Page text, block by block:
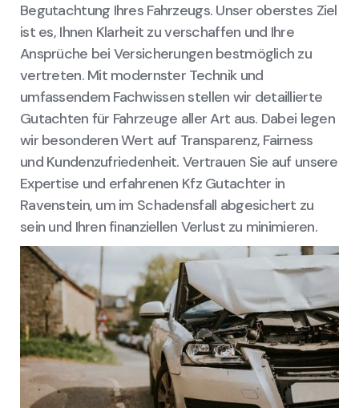
Begutachtung Ihres Fahrzeugs. Unser oberstes Ziel
ist es, Ihnen Klarheit zu verschaffen und Ihre
Ansprüche bei Versicherungen bestmöglich zu
vertreten. Mit modernster Technik und
umfassendem Fachwissen stellen wir detaillierte
Gutachten für Fahrzeuge aller Art aus. Dabei legen
wir besonderen Wert auf Transparenz, Fairness
und Kundenzufriedenheit. Vertrauen Sie auf unsere
Expertise und erfahrenen Kfz Gutachter in
Ravenstein, um im Schadensfall abgesichert zu
sein und Ihren finanziellen Verlust zu minimieren.